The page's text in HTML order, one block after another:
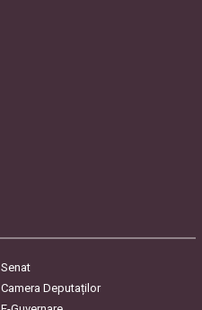
Senat
Camera Deputaților